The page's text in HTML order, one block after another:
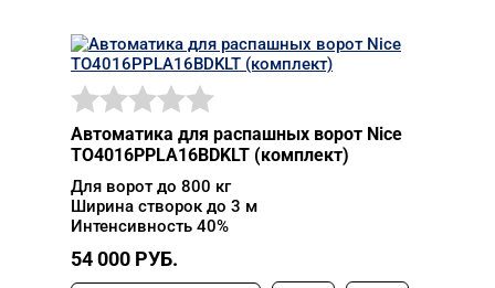
Автоматика для распашных ворот Nice
TO4016PPLA16BDKLT (комплект)
Для ворот до 800 кг
Ширина створок до 3 м
Интенсивность 40%
54 000 РУБ.